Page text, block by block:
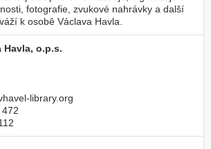
fotografie, zvukové nahrávky a další
k osobě Václava Havla.
Havla, o.p.s.
library.org